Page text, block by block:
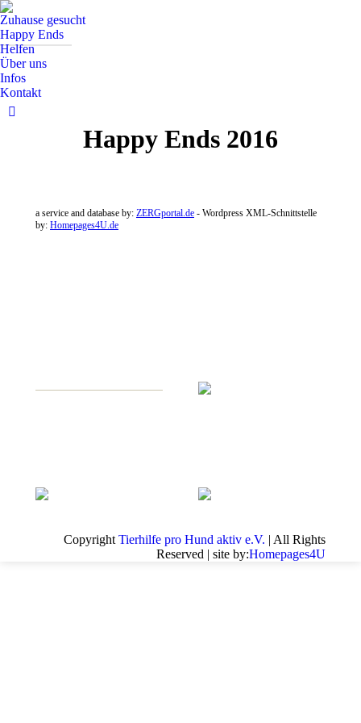
Zuhause gesucht
Happy Ends
Helfen
Über uns
Infos
Kontakt
Facebook
neuen
Fenster
Happy Ends 2016
a service and database by: ZERGportal.de - Wordpress XML-Schnittstelle
by: Homepages4U.de
Copyright Tierhilfe pro Hund aktiv e.V. | All Rights
Reserved | site by:Homepages4U